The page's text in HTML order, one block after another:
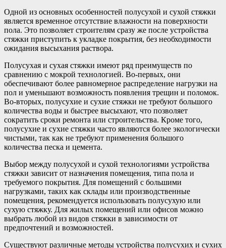
Одной из основных особенностей полусухой и сухой стяжки
является временное отсутствие влажности на поверхности
пола. Это позволяет строителям сразу же после устройства
стяжки приступить к укладке покрытия, без необходимости
ожидания высыхания раствора.
Полусухая и сухая стяжки имеют ряд преимуществ по
сравнению с мокрой технологией. Во-первых, они
обеспечивают более равномерное распределение нагрузки на
пол и уменьшают возможность появления трещин и поломок.
Во-вторых, полусухие и сухие стяжки не требуют большого
количества воды и быстрее высыхают, что позволяет
сократить сроки ремонта или строительства. Кроме того,
полусухие и сухие стяжки часто являются более экологически
чистыми, так как не требуют применения большого
количества песка и цемента.
Выбор между полусухой и сухой технологиями устройства
стяжки зависит от назначения помещения, типа пола и
требуемого покрытия. Для помещений с большими
нагрузками, таких как склады или производственные
помещения, рекомендуется использовать полусухую или
сухую стяжку. Для жилых помещений или офисов можно
выбрать любой из видов стяжки в зависимости от
предпочтений и возможностей.
Существуют различные методы устройства полусухих и сухих